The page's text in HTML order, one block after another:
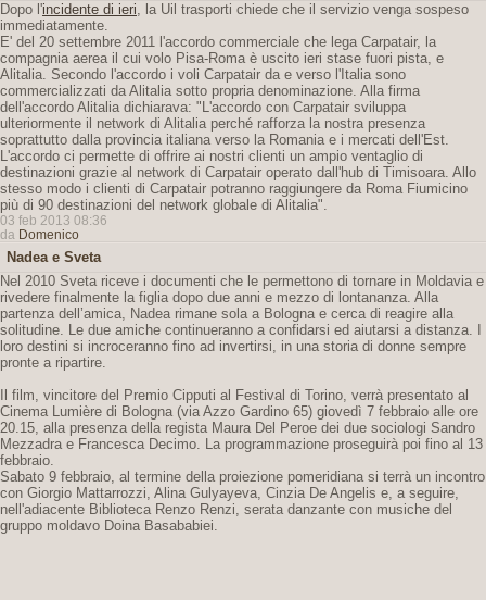
Dopo l'incidente di ieri, la Uil trasporti chiede che il servizio venga sospeso
immediatamente.
E' del 20 settembre 2011 l'accordo commerciale che lega Carpatair, la
compagnia aerea il cui volo Pisa-Roma è uscito ieri stase fuori pista, e
Alitalia. Secondo l'accordo i voli Carpatair da e verso l'Italia sono
commercializzati da Alitalia sotto propria denominazione. Alla firma
dell'accordo Alitalia dichiarava: "L'accordo con Carpatair sviluppa
ulteriormente il network di Alitalia perché rafforza la nostra presenza
soprattutto dalla provincia italiana verso la Romania e i mercati dell'Est.
L'accordo ci permette di offrire ai nostri clienti un ampio ventaglio di
destinazioni grazie al network di Carpatair operato dall'hub di Timisoara. Allo
stesso modo i clienti di Carpatair potranno raggiungere da Roma Fiumicino
più di 90 destinazioni del network globale di Alitalia".
03 feb 2013 08:36
da Domenico
Nadea e Sveta
Nel 2010 Sveta riceve i documenti che le permettono di tornare in Moldavia e
rivedere finalmente la figlia dopo due anni e mezzo di lontananza. Alla
partenza dell’amica, Nadea rimane sola a Bologna e cerca di reagire alla
solitudine. Le due amiche continueranno a confidarsi ed aiutarsi a distanza. I
loro destini si incroceranno fino ad invertirsi, in una storia di donne sempre
pronte a ripartire.
Il film, vincitore del Premio Cipputi al Festival di Torino, verrà presentato al
Cinema Lumière di Bologna (via Azzo Gardino 65) giovedì 7 febbraio alle ore
20.15, alla presenza della regista Maura Del Peroe dei due sociologi Sandro
Mezzadra e Francesca Decimo. La programmazione proseguirà poi fino al 13
febbraio.
Sabato 9 febbraio, al termine della proiezione pomeridiana si terrà un incontro
con Giorgio Mattarrozzi, Alina Gulyayeva, Cinzia De Angelis e, a seguire,
nell'adiacente Biblioteca Renzo Renzi, serata danzante con musiche del
gruppo moldavo Doina Basababiei.